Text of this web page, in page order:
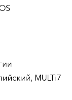
MULTi7